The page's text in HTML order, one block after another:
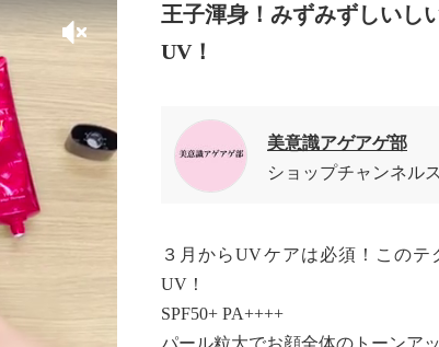
王子渾身！みずみずしいし
UV！
美意識アゲアゲ部
ショップチャンネル
３月からUVケアは必須！この
UV！
SPF50+ PA++++
パール粒大でお顔全体のトーンア